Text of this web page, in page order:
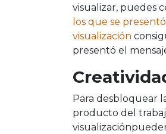
visualizar, puedes
los que se
visualización
presentó el
Para desbloquear
producto del